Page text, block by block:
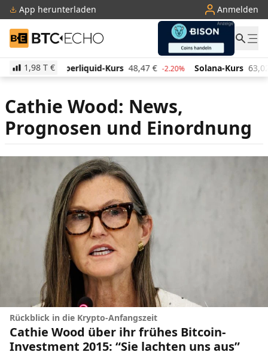
App herunterladen Anmelden
BTC-ECHO
1,98 T €
Kurs 48,47 € -2.20% Solana-Kurs 63,02 € -2.10% TRON-
Cathie Wood: News,
Prognosen und Einordnung
Rückblick in die Krypto-Anfangszeit
Cathie Wood über ihr frühes Bitcoin-
Investment 2015: “Sie lachten uns aus”